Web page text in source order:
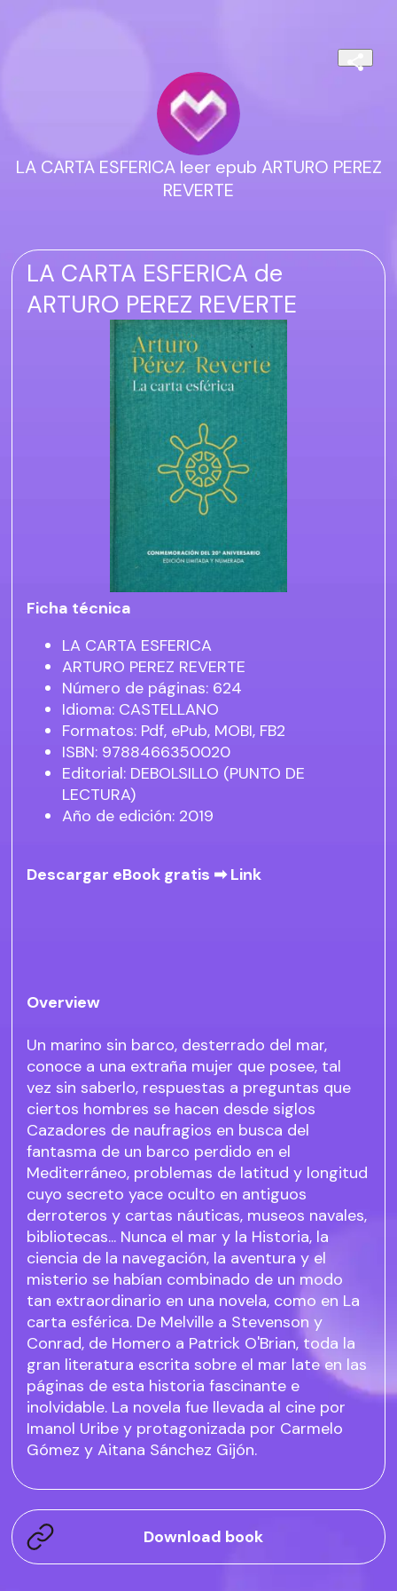
LA CARTA ESFERICA leer epub ARTURO PEREZ
REVERTE
LA CARTA ESFERICA de
ARTURO PEREZ REVERTE
Ficha técnica
LA CARTA ESFERICA
ARTURO PEREZ REVERTE
Número de páginas: 624
Idioma: CASTELLANO
Formatos: Pdf, ePub, MOBI, FB2
ISBN: 9788466350020
Editorial: DEBOLSILLO (PUNTO DE
LECTURA)
Año de edición: 2019
Descargar eBook gratis ➡ Link
Overview
Un marino sin barco, desterrado del mar,
conoce a una extraña mujer que posee, tal
vez sin saberlo, respuestas a preguntas que
ciertos hombres se hacen desde siglos
Cazadores de naufragios en busca del
fantasma de un barco perdido en el
Mediterráneo, problemas de latitud y longitud
cuyo secreto yace oculto en antiguos
derroteros y cartas náuticas, museos navales,
bibliotecas... Nunca el mar y la Historia, la
ciencia de la navegación, la aventura y el
misterio se habían combinado de un modo
tan extraordinario en una novela, como en La
carta esférica. De Melville a Stevenson y
Conrad, de Homero a Patrick O'Brian, toda la
gran literatura escrita sobre el mar late en las
páginas de esta historia fascinante e
inolvidable. La novela fue llevada al cine por
Imanol Uribe y protagonizada por Carmelo
Gómez y Aitana Sánchez Gijón.
Download book